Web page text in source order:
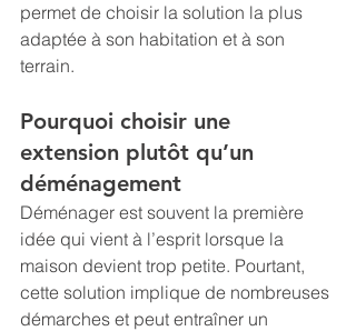
permet de choisir la solution la plus
adaptée à son habitation et à son
terrain.
Pourquoi choisir une
extension plutôt qu’un
déménagement
Déménager est souvent la première
idée qui vient à l’esprit lorsque la
maison devient trop petite. Pourtant,
cette solution implique de nombreuses
démarches et peut entraîner un